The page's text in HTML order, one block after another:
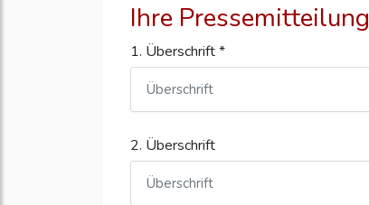
Ihre Pressemitteilung
1. Überschrift *
2. Überschrift